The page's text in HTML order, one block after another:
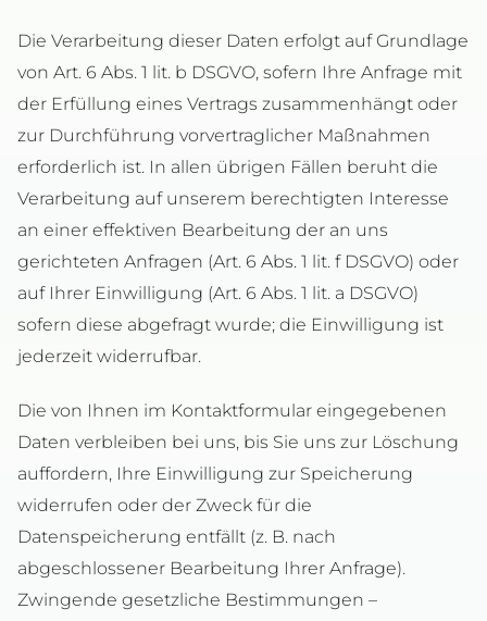
Die Verarbeitung dieser Daten erfolgt auf Grundlage
von Art. 6 Abs. 1 lit. b DSGVO, sofern Ihre Anfrage mit
der Erfüllung eines Vertrags zusammenhängt oder
zur Durchführung vorvertraglicher Maßnahmen
erforderlich ist. In allen übrigen Fällen beruht die
Verarbeitung auf unserem berechtigten Interesse
an einer effektiven Bearbeitung der an uns
gerichteten Anfragen (Art. 6 Abs. 1 lit. f DSGVO) oder
auf Ihrer Einwilligung (Art. 6 Abs. 1 lit. a DSGVO)
sofern diese abgefragt wurde; die Einwilligung ist
jederzeit widerrufbar.
Die von Ihnen im Kontaktformular eingegebenen
Daten verbleiben bei uns, bis Sie uns zur Löschung
auffordern, Ihre Einwilligung zur Speicherung
widerrufen oder der Zweck für die
Datenspeicherung entfällt (z. B. nach
abgeschlossener Bearbeitung Ihrer Anfrage).
Zwingende gesetzliche Bestimmungen –